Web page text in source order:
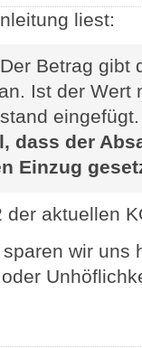
liest:
Betrag gibt
Ist der Wert
dass der
Einzug
der aktuellen
wir uns